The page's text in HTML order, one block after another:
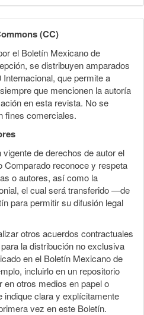
(CC)
el Boletín Mexicano de
se distribuyen amparados
que permite a
que mencionen la autoría
en esta revista. No se
fines comerciales.
de derechos de autor el
Comparado reconoce y respeta
o autores, así como la
el cual será transferido —de
para permitir su difusión legal
otros acuerdos contractuales
la distribución no exclusiva
en el Boletín Mexicano de
incluirlo en un repositorio
en otros medios en papel o
clara y explícitamente
vez en este Boletín.